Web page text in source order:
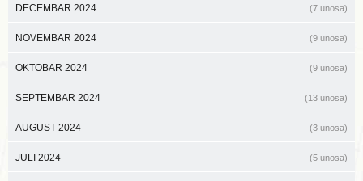
DECEMBAR 2024 (7 unosa)
NOVEMBAR 2024 (9 unosa)
OKTOBAR 2024 (9 unosa)
SEPTEMBAR 2024 (13 unosa)
AUGUST 2024 (3 unosa)
JULI 2024 (5 unosa)